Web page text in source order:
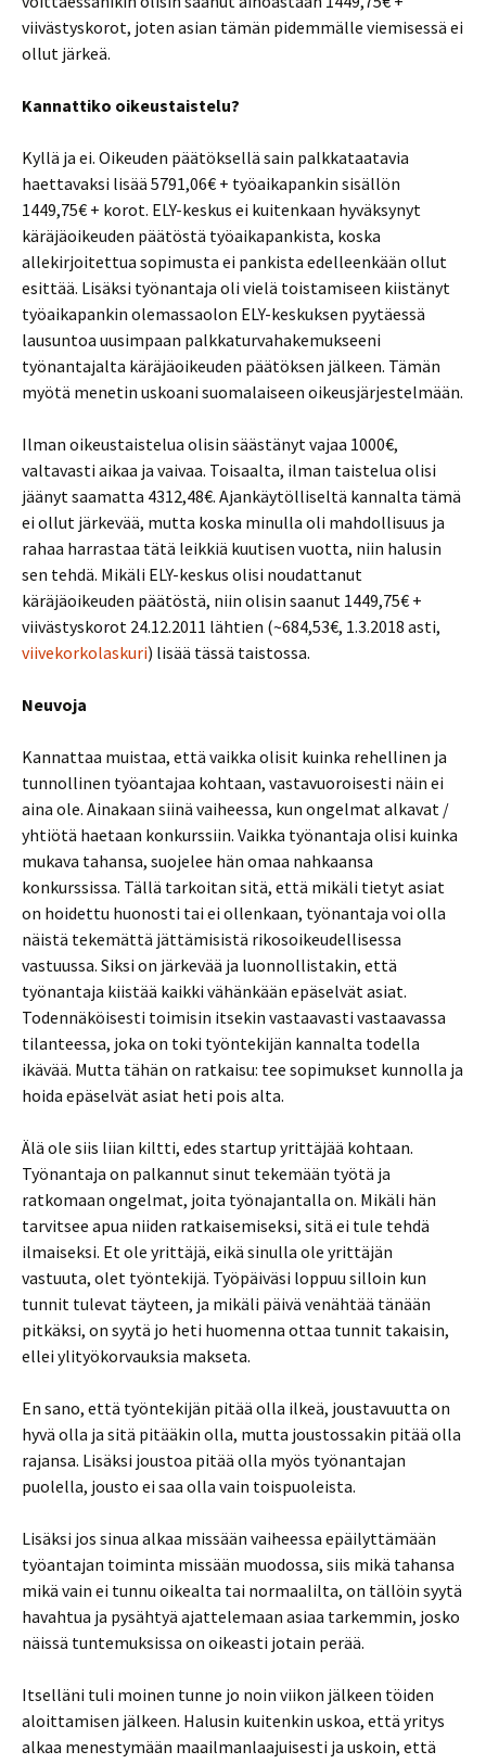
viivästyskorot, joten asian tämän pidemmälle viemisessä ei
ollut järkeä.
Kannattiko oikeustaistelu?
Kyllä ja ei. Oikeuden päätöksellä sain palkkataatavia
haettavaksi lisää 5791,06€ + työaikapankin sisällön
1449,75€ + korot. ELY-keskus ei kuitenkaan hyväksynyt
käräjäoikeuden päätöstä työaikapankista, koska
allekirjoitettua sopimusta ei pankista edelleenkään ollut
esittää. Lisäksi työnantaja oli vielä toistamiseen kiistänyt
työaikapankin olemassaolon ELY-keskuksen pyytäessä
lausuntoa uusimpaan palkkaturvahakemukseeni
työnantajalta käräjäoikeuden päätöksen jälkeen. Tämän
myötä menetin uskoani suomalaiseen oikeusjärjestelmään.
Ilman oikeustaistelua olisin säästänyt vajaa 1000€,
valtavasti aikaa ja vaivaa. Toisaalta, ilman taistelua olisi
jäänyt saamatta 4312,48€. Ajankäytölliseltä kannalta tämä
ei ollut järkevää, mutta koska minulla oli mahdollisuus ja
rahaa harrastaa tätä leikkiä kuutisen vuotta, niin halusin
sen tehdä. Mikäli ELY-keskus olisi noudattanut
käräjäoikeuden päätöstä, niin olisin saanut 1449,75€ +
viivästyskorot 24.12.2011 lähtien (~684,53€, 1.3.2018 asti,
viivekorkolaskuri) lisää tässä taistossa.
Neuvoja
Kannattaa muistaa, että vaikka olisit kuinka rehellinen ja
tunnollinen työantajaa kohtaan, vastavuoroisesti näin ei
aina ole. Ainakaan siinä vaiheessa, kun ongelmat alkavat /
yhtiötä haetaan konkurssiin. Vaikka työnantaja olisi kuinka
mukava tahansa, suojelee hän omaa nahkaansa
konkurssissa. Tällä tarkoitan sitä, että mikäli tietyt asiat
on hoidettu huonosti tai ei ollenkaan, työnantaja voi olla
näistä tekemättä jättämisistä rikosoikeudellisessa
vastuussa. Siksi on järkevää ja luonnollistakin, että
työnantaja kiistää kaikki vähänkään epäselvät asiat.
Todennäköisesti toimisin itsekin vastaavasti vastaavassa
tilanteessa, joka on toki työntekijän kannalta todella
ikävää. Mutta tähän on ratkaisu: tee sopimukset kunnolla ja
hoida epäselvät asiat heti pois alta.
Älä ole siis liian kiltti, edes startup yrittäjää kohtaan.
Työnantaja on palkannut sinut tekemään työtä ja
ratkomaan ongelmat, joita työnajantalla on. Mikäli hän
tarvitsee apua niiden ratkaisemiseksi, sitä ei tule tehdä
ilmaiseksi. Et ole yrittäjä, eikä sinulla ole yrittäjän
vastuuta, olet työntekijä. Työpäiväsi loppuu silloin kun
tunnit tulevat täyteen, ja mikäli päivä venähtää tänään
pitkäksi, on syytä jo heti huomenna ottaa tunnit takaisin,
ellei ylityökorvauksia makseta.
En sano, että työntekijän pitää olla ilkeä, joustavuutta on
hyvä olla ja sitä pitääkin olla, mutta joustossakin pitää olla
rajansa. Lisäksi joustoa pitää olla myös työnantajan
puolella, jousto ei saa olla vain toispuoleista.
Lisäksi jos sinua alkaa missään vaiheessa epäilyttämään
työantajan toiminta missään muodossa, siis mikä tahansa
mikä vain ei tunnu oikealta tai normaalilta, on tällöin syytä
havahtua ja pysähtyä ajattelemaan asiaa tarkemmin, josko
näissä tuntemuksissa on oikeasti jotain perää.
Itselläni tuli moinen tunne jo noin viikon jälkeen töiden
aloittamisen jälkeen. Halusin kuitenkin uskoa, että yritys
alkaa menestymään maailmanlaajuisesti ja uskoin, että